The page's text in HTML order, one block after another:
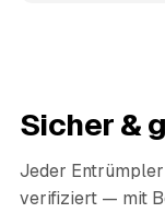
Sicher &
Jeder
verifiziert — mit